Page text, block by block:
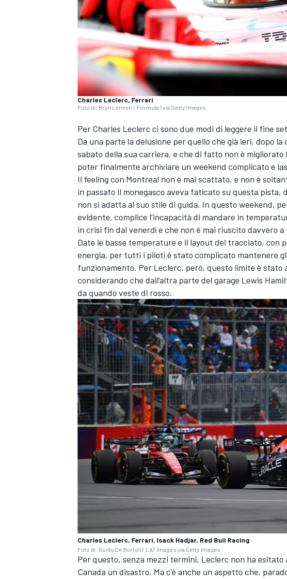
MONOPOSTO
ENDURANCE/GT
Charles Leclerc, Ferrari
Foto di: Bryn Lennon / Formula 1 via Getty Images
Per Charles Leclerc ci sono due modi di leggere il fine
Da una parte la delusione per quello che già ieri, dopo
sabato della sua carriera, e che di fatto non è migliorato
poter finalmente archiviare un weekend complicato e
Il feeling con Montreal non è mai scattato, e non è
in passato il monegasco aveva faticato su questa pista,
non si adatta al suo stile di guida. In questo weekend,
evidente, complice l’incapacità di mandare in
in crisi fin dal venerdì e che non è mai riuscito davvero a
Date le basse temperature e il layout del tracciato, con
energia, per tutti i piloti è stato complicato mantenere
funzionamento. Per Leclerc, però, questo limite è
considerando che dall’altra parte del garage Lewis
da quando veste di rosso.
Charles Leclerc, Ferrari, Isack Hadjar, Red Bull Racing
Foto di: Guido De Bortoli / LAT Images via Getty Images
Per questo, senza mezzi termini, Leclerc non ha
Canada un disastro. Ma c’è anche un aspetto che,